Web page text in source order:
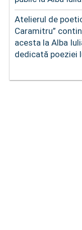
Atelierul de
Caramitru”
acesta la Alba
dedicată poeziei